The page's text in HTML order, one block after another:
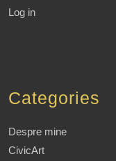
Log in
Categories
Despre mine
CivicArt